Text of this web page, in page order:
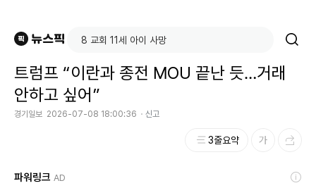
트럼프 “이란과 종전 MOU 끝난 듯…거래
안하고 싶어”
경기일보 2026-07-08 18:00:36 신고
3줄요약
파워링크 AD